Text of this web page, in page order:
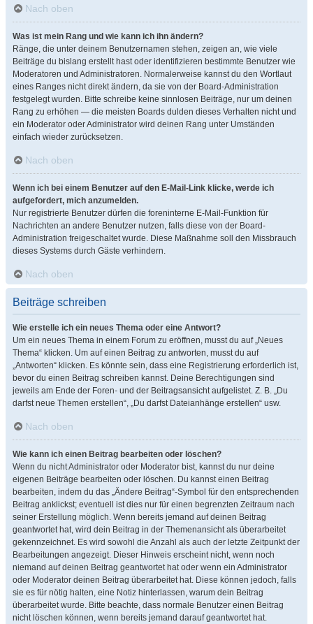
Nach oben
Was ist mein Rang und wie kann ich ihn ändern?
Ränge, die unter deinem Benutzernamen stehen, zeigen an, wie viele
Beiträge du bislang erstellt hast oder identifizieren bestimmte Benutzer wie
Moderatoren und Administratoren. Normalerweise kannst du den Wortlaut
eines Ranges nicht direkt ändern, da sie von der Board-Administration
festgelegt wurden. Bitte schreibe keine sinnlosen Beiträge, nur um deinen
Rang zu erhöhen — die meisten Boards dulden dieses Verhalten nicht und
ein Moderator oder Administrator wird deinen Rang unter Umständen
einfach wieder zurücksetzen.
Nach oben
Wenn ich bei einem Benutzer auf den E-Mail-Link klicke, werde ich
aufgefordert, mich anzumelden.
Nur registrierte Benutzer dürfen die foreninterne E-Mail-Funktion für
Nachrichten an andere Benutzer nutzen, falls diese von der Board-
Administration freigeschaltet wurde. Diese Maßnahme soll den Missbrauch
dieses Systems durch Gäste verhindern.
Nach oben
Beiträge schreiben
Wie erstelle ich ein neues Thema oder eine Antwort?
Um ein neues Thema in einem Forum zu eröffnen, musst du auf „Neues
Thema“ klicken. Um auf einen Beitrag zu antworten, musst du auf
„Antworten“ klicken. Es könnte sein, dass eine Registrierung erforderlich ist,
bevor du einen Beitrag schreiben kannst. Deine Berechtigungen sind
jeweils am Ende der Foren- und der Beitragsansicht aufgelistet. Z. B. „Du
darfst neue Themen erstellen“, „Du darfst Dateianhänge erstellen“ usw.
Nach oben
Wie kann ich einen Beitrag bearbeiten oder löschen?
Wenn du nicht Administrator oder Moderator bist, kannst du nur deine
eigenen Beiträge bearbeiten oder löschen. Du kannst einen Beitrag
bearbeiten, indem du das „Ändere Beitrag“-Symbol für den entsprechenden
Beitrag anklickst; eventuell ist dies nur für einen begrenzten Zeitraum nach
seiner Erstellung möglich. Wenn bereits jemand auf deinen Beitrag
geantwortet hat, wird dein Beitrag in der Themenansicht als überarbeitet
gekennzeichnet. Es wird sowohl die Anzahl als auch der letzte Zeitpunkt der
Bearbeitungen angezeigt. Dieser Hinweis erscheint nicht, wenn noch
niemand auf deinen Beitrag geantwortet hat oder wenn ein Administrator
oder Moderator deinen Beitrag überarbeitet hat. Diese können jedoch, falls
sie es für nötig halten, eine Notiz hinterlassen, warum dein Beitrag
überarbeitet wurde. Bitte beachte, dass normale Benutzer einen Beitrag
nicht löschen können, wenn bereits jemand darauf geantwortet hat.